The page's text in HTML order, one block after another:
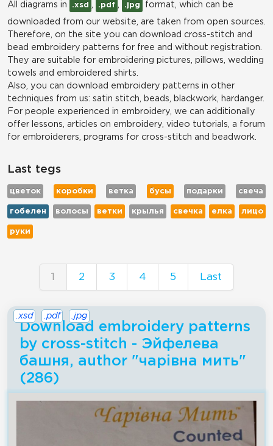
All diagrams in
.xsd .pdf .jpg format, which can be
downloaded from our website, are taken from open sources.
Therefore, on the site you can download cross-stitch and
bead embroidery patterns for free and without registration.
They are suitable for embroidering pictures, pillows, wedding
towels and embroidered shirts.
Also, you can download embroidery patterns in other
techniques from us: satin stitch, beads, blackwork, hardanger.
For people experienced in embroidery, we can additionally
offer lessons, articles on embroidery, video tutorials, a forum
for embroiderers, programs for cross-stitch and beadwork.
Last tegs
цветок коробки ветка бусы подарки свеча
гобелен волосы ветки крылья свечка елка лицо
руки
1 2 3 4 5 Last
Download embroidery patterns
by cross-stitch - Эйфелева
башня, author "чарiвна мить"
(286)
.xsd .pdf .jpg